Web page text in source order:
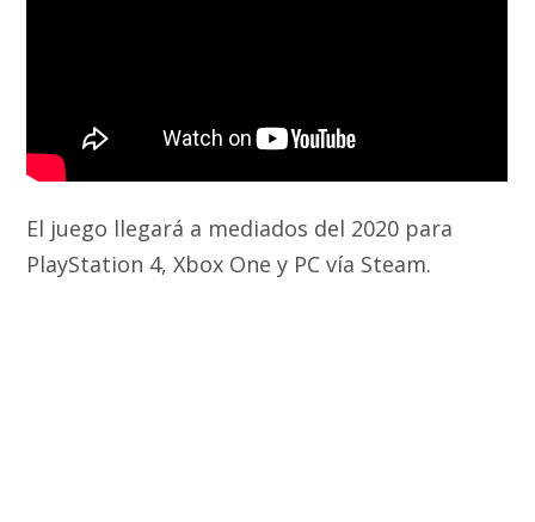
El juego llegará a mediados del 2020 para
PlayStation 4, Xbox One y PC vía Steam.